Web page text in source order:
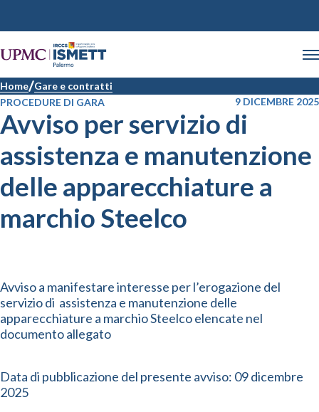
Home Gare e contratti
PROCEDURE DI GARA
9 DICEMBRE 2025
Avviso per servizio di
assistenza e manutenzione
delle apparecchiature a
marchio Steelco
Avviso a manifestare interesse per l’erogazione del
servizio di assistenza e manutenzione delle
apparecchiature a marchio Steelco elencate nel
documento allegato
Data di pubblicazione del presente avviso: 09 dicembre
2025